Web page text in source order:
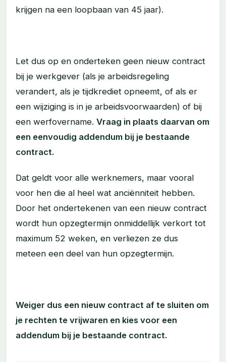
krijgen na een loopbaan van 45 jaar).
Let dus op en onderteken geen nieuw contract
bij je werkgever (als je arbeidsregeling
verandert, als je tijdkrediet opneemt, of als er
een wijziging is in je arbeidsvoorwaarden) of bij
een werfovername.Vraag in plaats daarvan om
een eenvoudig addendum bij je bestaande
contract.
Dat geldt voor alle werknemers, maar vooral
voor hen die al heel wat anciënniteit hebben.
Door het ondertekenen van een nieuw contract
wordt hun opzegtermijn onmiddellijk verkort tot
maximum 52 weken, en verliezen ze dus
meteen een deel van hun opzegtermijn.
Weiger dus een nieuw contract af te sluiten om
je rechten te vrijwaren en kies voor een
addendum bij je bestaande contract.